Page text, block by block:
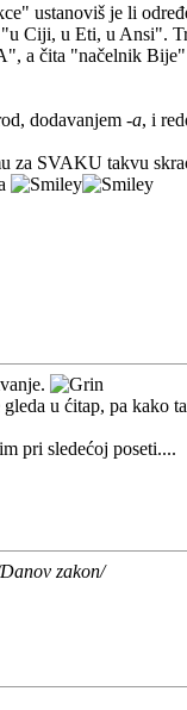
ustanoviš je li
Ciji, u Eti, u Ansi".
čita "načelnik
dodavanjem -a, i
za SVAKU takvu
u ćitap, pa kako
pri sledećoj poseti....
zakon/